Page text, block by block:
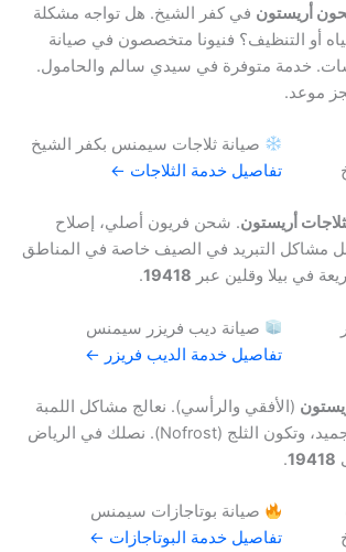
أريستون في كفر الشيخ. هل تواجه مشكلة
أو التنظيف؟ فنيونا متخصصون في صيانة
خدمة متوفرة في سيدي سالم والحامول.
موعد.
صيانة ثلاجات سيمنس بكفر الشيخ
تفاصيل خدمة الثلاجات ←
أريستون. شحن فريون أصلي، إصلاح
مشاكل التبريد في الصيف خاصة في المناطق
في بيلا وقلين عبر 19418
.
صيانة ديب فريزر سيمنس
تفاصيل خدمة الديب فريزر ←
(الأفقي والرأسي). نعالج مشاكل اللمبة
الحمراء، ضعف التجميد، وتكون الثلج (Nofrost). نصلك في الرياض
19418
.
صيانة بوتاجازات سيمنس
تفاصيل خدمة البوتاجازات ←